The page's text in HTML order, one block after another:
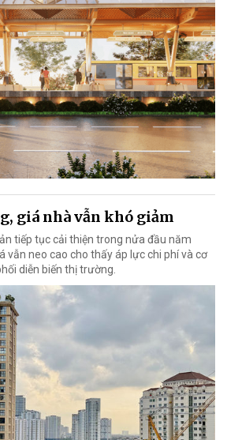
giá nhà vẫn khó giảm
tiếp tục cải thiện trong nửa đầu năm
vẫn neo cao cho thấy áp lực chi phí và cơ
diễn biến thị trường.